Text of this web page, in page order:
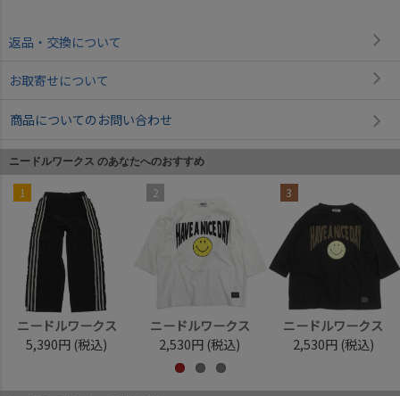
返品・交換について
お取寄せについて
商品についてのお問い合わせ
ニードルワークス のあなたへのおすすめ
1
ニードルワークス
5,390円 (税込)
2
ニードルワークス
2,530円 (税込)
3
ニードルワークス
2,530円 (税込)